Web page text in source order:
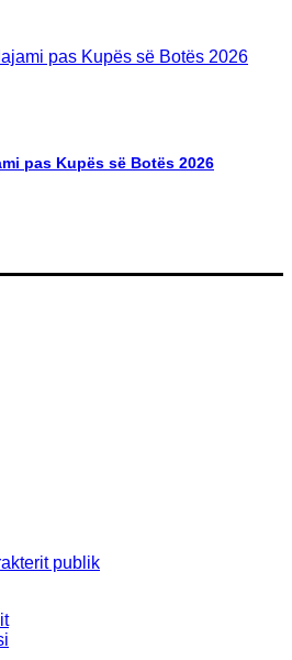
pas Kupës së Botës 2026
publik